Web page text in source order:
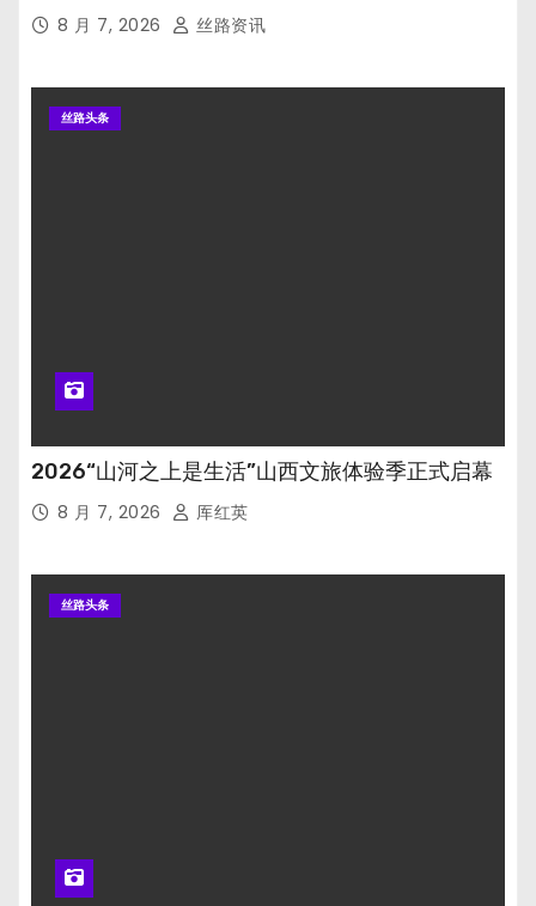
8 月 7, 2026 丝路资讯
丝路头条
2026“山河之上是生活”山西文旅体验季正式启幕
8 月 7, 2026 厍红英
丝路头条